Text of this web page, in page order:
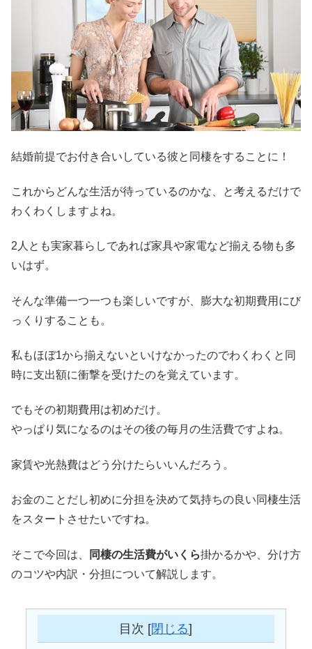
結婚前提でお付き合いしている彼と同棲をすることに！
これからどんな生活が待っているのかな、と考えるだけで
わくわくしますよね。
2人とも実家暮らしであれば家具や家電など揃える物も多
いはず。
そんな準備一つ一つも楽しいですが、膨大な初期費用にび
っくりすることも。
私もほぼ1から揃えないといけなかったのでわくわくと同
時に支出額に衝撃を受けたのを覚えています。
でもその初期費用は初めだけ。
やっぱり気になるのはその後の毎月の生活費ですよね。
家賃や光熱費はどう分けたらいいんだろう。
お金のことだし初めに分担を決めて気持ちの良い同棲生活
をスタートさせたいですね。
そこで今回は、 同棲の生活費がいくら掛かるかや、分け方
のコツや内訳・分担について解説します。
目次 [閉じる]